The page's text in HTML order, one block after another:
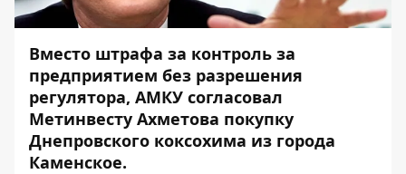
Вместо штрафа за контроль за
предприятием без разрешения
регулятора, АМКУ согласовал
Метинвесту Ахметова покупку
Днепровского коксохима из города
Каменское.